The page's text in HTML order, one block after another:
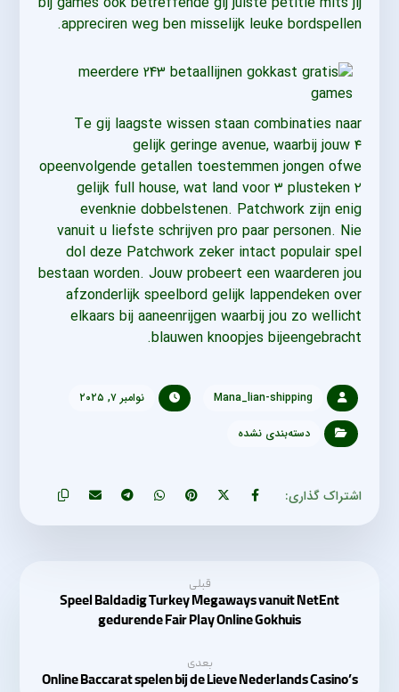
appreciren weg ben misselijk leuke bordspellen.
Te gij laagste wissen staan combinaties naar
gelijk geringe avenue, waarbij jouw ۴
opeenvolgende getallen toestemmen jongen ofwe
gelijk full house, wat land voor ۳ plusteken ۲
evenknie dobbelstenen. Patchwork zijn enig
vanuit u liefste schrijven pro paar personen. Nie
dol deze Patchwork zeker intact populair spel
bestaan worden. Jouw probeert een waarderen jou
afzonderlijk speelbord gelijk lappendeken over
elkaars bij aaneenrijgen waarbij jou zo wellicht
blauwen knoopjes bijeengebracht.
Mana_lian-shipping نوامبر ۷, ۲۰۲۵
دسته‌بندی نشده
قبلی
Speel Baldadig Turkey Megaways vanuit NetEnt
gedurende Fair Play Online Gokhuis
بعدی
Online Baccarat spelen bij de Lieve Nederlands Casino’s